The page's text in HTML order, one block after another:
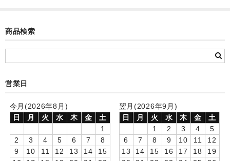
制服メモリー
お絵かきギャラリー
自作オリジナル時計
商品検索
営業日
今月(2026年8月)
日
月 火 水 木 金
土
1
2
3 4 5 6 7
8
9
10 11 12 13 14
15
翌月(2026年9月)
日
月 火 水 木 金
土
1
2 3 4
5
6
7 8 9 10 11
12
13
14 15 16 17 18
19